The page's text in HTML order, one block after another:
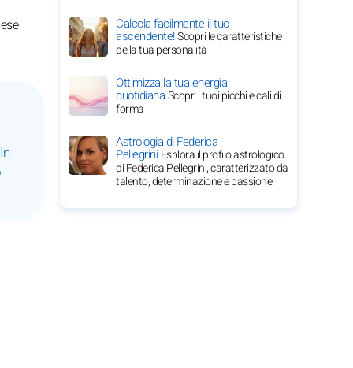
Calcola facilmente il tuo
ascendente!Scopri le caratteristiche
della tua personalità
Ottimizza la tua energia
quotidianaScopri i tuoi picchi e cali di
forma
Astrologia di Federica
PellegriniEsplora il profilo astrologico
di Federica Pellegrini, caratterizzato da
talento, determinazione e passione.